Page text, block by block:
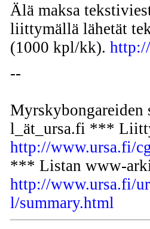
Älä maksa
liittymällä lähetät
(1000 kpl/kk).
--
l_ät_ursa.fi ***
http://www.ursa.fi/
*** Listan www-
http://www.ursa.fi/
l/summary.html